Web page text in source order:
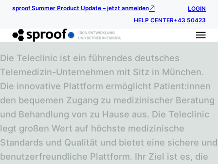
sproof Summer Product Update – jetzt anmelden
LOGIN
HELP CENTER+43 50423
Die Teleclinic ist ein führendes deutsches
Telemedizin-Unternehmen mit Sitz in München.
Die innovative Plattform ermöglicht Patient:innen
den bequemen Zugang zu medizinischer Beratung
und Behandlung von zu Hause aus. Die Teleclinic
legt großen Wert auf höchste medizinische
Standards und Qualität und bietet eine sichere und
benutzerfreundliche Plattform. Ihr Ziel ist es, die